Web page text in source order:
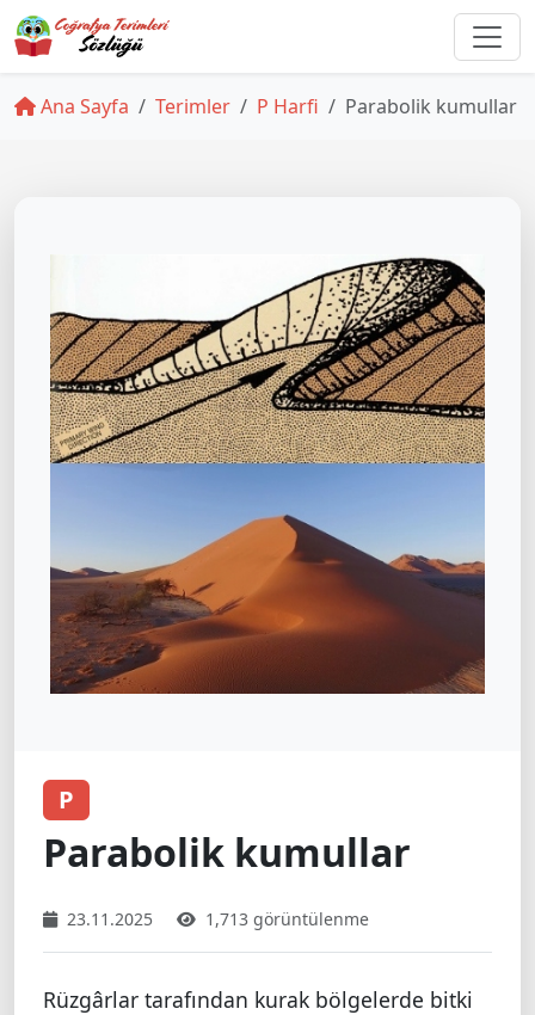
Ana Sayfa Terimler P Harfi Parabolik kumullar
P
Parabolik kumullar
23.11.2025 1,713 görüntülenme
Rüzgârlar tarafından kurak bölgelerde bitki